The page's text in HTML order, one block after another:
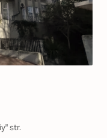
str.